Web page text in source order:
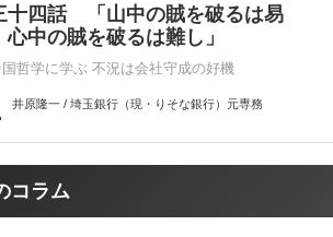
十四話 「山中の賊を破るは易
心中の賊を破るは難し」
哲学に学ぶ 不況は会社守成の好機
井原隆一 / 埼玉銀行（現・りそな銀行）元専務
コラム